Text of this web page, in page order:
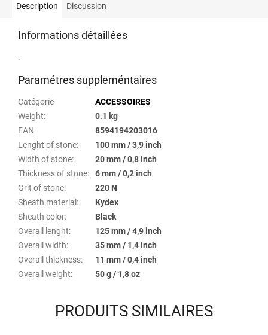
Description Discussion
Informations détaillées
.
Paramétres suppleméntaires
Catégorie
ACCESSOIRES
Weight:
0.1 kg
EAN:
8594194203016
Lenght of stone:
100 mm / 3,9 inch
Width of stone:
20 mm / 0,8 inch
Thickness of stone:
6 mm / 0,2 inch
Grit of stone:
220 N
Sheath material :
Kydex
Sheath color:
Black
Overall lenght:
125 mm / 4,9 inch
Overall width:
35 mm / 1,4 inch
Overall thickness:
11 mm / 0,4 inch
Overall weight: 50 g / 1,8 oz
PRODUITS SIMILAIRES